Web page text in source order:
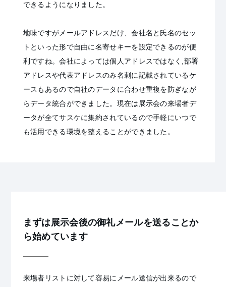
できるようになりました。
地味ですがメールアドレスだけ、会社名と氏名のセッ
トといった形で自由に名寄せキーを設定できるのが便
利ですね。会社によっては個人アドレスではなく,部署
アドレスや代表アドレスのみ名刺に記載されているケ
ースもあるので自社のデータに合わせ重複を防ぎなが
らデータ統合ができました。現在は展示会の来場者デ
ータが全てサスケに集約されているので手軽にいつで
も活用できる環境を整えることができました。
まずは展示会後の御礼メールを送ることか
ら始めています
来場者リストに対して容易にメール送信が出来るので